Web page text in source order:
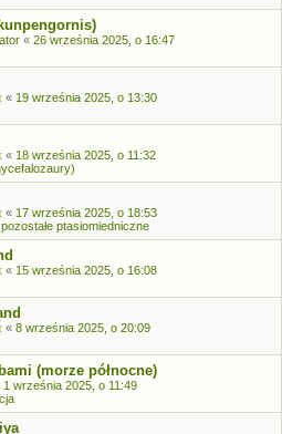
« 26 września 2025, o 16:47
« 19 września 2025, o 13:30
« 18 września 2025, o 11:32
« 17 września 2025, o 18:53
ptasiomiedniczne
« 15 września 2025, o 16:08
« 8 września 2025, o 20:09
(morze północne)
1 września 2025, o 11:49